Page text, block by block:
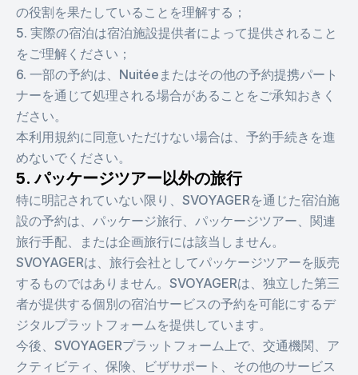
の役割を果たしていることを理解する；
5. 実際の宿泊は宿泊施設提供者によって提供されること
をご理解ください；
6. 一部の予約は、Nuitéeまたはその他の予約提携パート
ナーを通じて処理される場合があることをご承知おきく
ださい。
本利用規約に同意いただけない場合は、予約手続きを進
めないでください。
5. パッケージツアー以外の旅行
特に明記されていない限り、SVOYAGERを通じた宿泊施
設の予約は、パッケージ旅行、パッケージツアー、関連
旅行手配、または企画旅行には該当しません。
SVOYAGERは、旅行会社としてパッケージツアーを販売
するものではありません。SVOYAGERは、独立した第三
者が提供する個別の宿泊サービスの予約を可能にするデ
ジタルプラットフォームを提供しています。
今後、SVOYAGERプラットフォーム上で、交通機関、ア
クティビティ、保険、ビザサポート、その他のサービス